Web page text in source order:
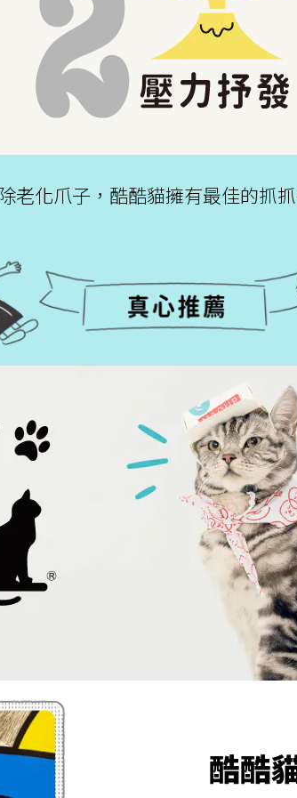
老化爪子，酷酷貓擁有最佳的抓
酷酷